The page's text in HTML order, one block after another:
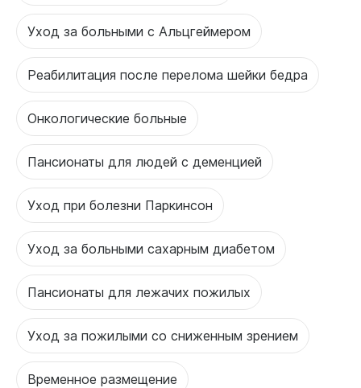
Уход за больными с Альцгеймером
Реабилитация после перелома шейки бедра
Онкологические больные
Пансионаты для людей с деменцией
Уход при болезни Паркинсон
Уход за больными сахарным диабетом
Пансионаты для лежачих пожилых
Уход за пожилыми со сниженным зрением
Временное размещение